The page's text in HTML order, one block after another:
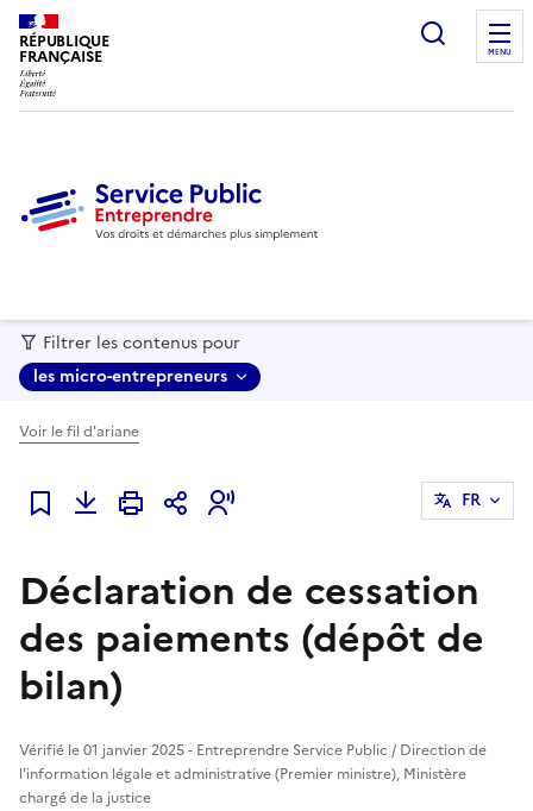
RÉPUBLIQUE
FRANÇAISE MENU
Filtrer les contenus pour
les micro-entrepreneurs
Voir le fil d'ariane
Ajouter à mes favoris
FR
Déclaration de cessation
des paiements (dépôt de
bilan)
Vérifié le 01 janvier 2025 - Entreprendre Service Public / Direction de
l'information légale et administrative (Premier ministre), Ministère
chargé de la justice